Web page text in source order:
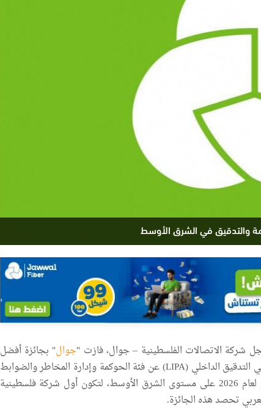
الاتصالات الفلسطينية – جوال، فازت "جوال" بجائزة أفضل
الممارسات القيادية والحديثة في التدقيق الداخلي (LIPA) عن فئة الحوكمة وإدارة المخاطر والضوابط
الرقابية (GRC) للقطاع الخاص لعام 2026 على مستوى الشرق الأوسط، لتكون أول شركة فلسطينية
تحصد هذه الجائزة.